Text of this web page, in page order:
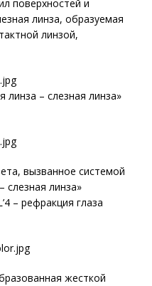
поверхностей и
линза, образуемая
линзой,
линза – слезная линза»
вызванное системой
слезная линза»
– рефракция глаза
жесткой